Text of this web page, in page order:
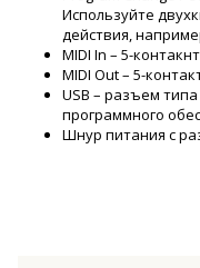
Используйте
действия,
MIDI In – 5-
MIDI Out – 5-
USB – разъем типа
программного
Шнур питания с